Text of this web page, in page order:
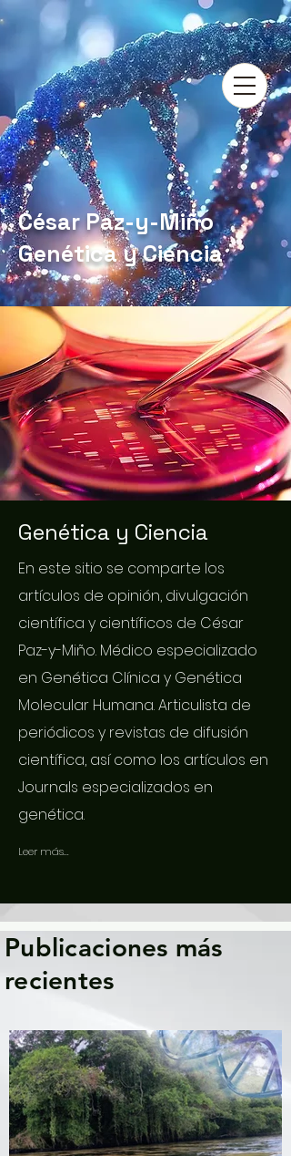
César Paz-y-Miño
Genética y Ciencia
Genética y Ciencia
En este sitio se comparte los
artículos de opinión, divulgación
científica y científicos de César
Paz-y-Miño. Médico especializado
en Genética Clínica y Genética
Molecular Humana. Articulista de
periódicos y revistas de difusión
científica, así como los artículos en
Journals especializados en
genética.
Leer más...
Publicaciones más
recientes